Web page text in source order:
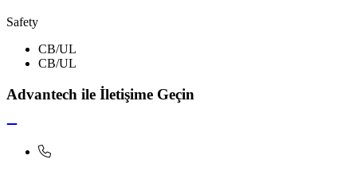
Safety
CB/UL
CB/UL
Advantech ile İletişime Geçin